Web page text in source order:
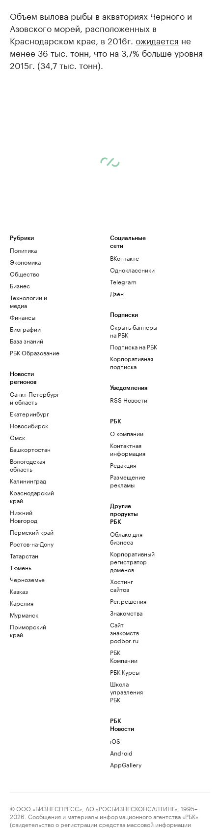
Объем вылова рыбы в акваториях Черного и
Азовского морей, расположенных в
Краснодарском крае, в 2016г. ожидается не
менее 36 тыс. тонн, что на 3,7% больше уровня
2015г. (34,7 тыс. тонн).
Рубрики
Политика
Экономика
Общество
Бизнес
Технологии и
медиа
Финансы
Биографии
База знаний
РБК Образование
Новости
регионов
Санкт-Петербург
и область
Екатеринбург
Новосибирск
Омск
Башкортостан
Вологодская
область
Калининград
Краснодарский
край
Нижний
Новгород
Пермский край
Ростов-на-Дону
Татарстан
Тюмень
Черноземье
Кавказ
Карелия
Мурманск
Приморский
край
Социальные
сети
ВКонтакте
Одноклассники
Telegram
Дзен
Подписки
Скрыть баннеры
на РБК
Подписка на РБК
Корпоративная
подписка
Уведомления
RSS Новости
РБК
О компании
Контактная
информация
Редакция
Размещение
рекламы
Другие
продукты
РБК
Облако для
бизнеса
Корпоративный
регистратор
доменов
Хостинг
сайтов
Рег.решения
Знакомства
Сайт
знакомств
podbor.ru
РБК
Компании
РБК Курсы
Школа
управления
РБК
РБК
Новости
iOS
Android
AppGallery
© ООО «БИЗНЕСПРЕСС», АО «РОСБИЗНЕСКОНСАЛТИНГ», 1995–
2026. Сообщения и материалы информационного агентства «РБК»
(свидетельство о регистрации средства массовой информации